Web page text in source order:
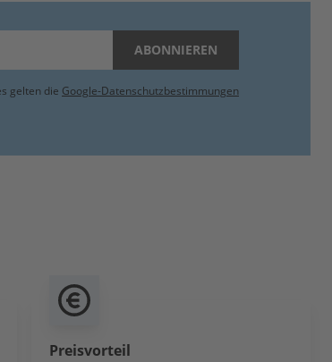
ABONNIEREN
gelten die Google-Datenschutzbestimmungen
Preisvorteil